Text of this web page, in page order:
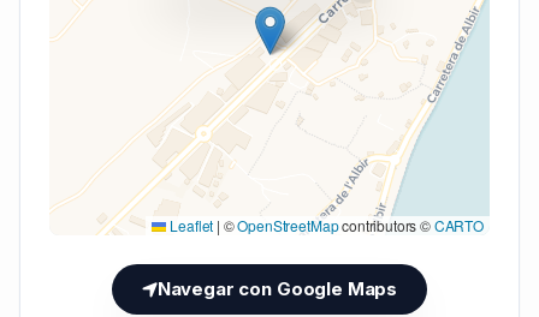
Cargando mapa (V7 Inline)...
Leaflet | ©OpenStreetMapcontributors ©CARTO
Navegar con Google Maps